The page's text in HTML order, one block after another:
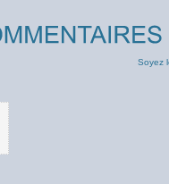
Soyez